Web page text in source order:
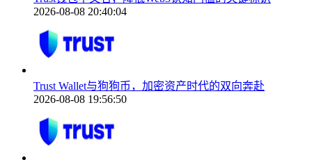
2026-08-08 20:40:04
Trust Wallet与狗狗币，加密资产时代的双向奔赴
2026-08-08 19:56:50